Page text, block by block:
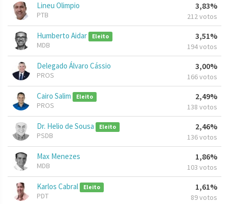
Lineu Olimpio
PTB
3,83%
212 votos
Humberto Aidar Eleito
MDB
3,51%
194 votos
Delegado Álvaro Cássio
PROS
3,00%
166 votos
Cairo Salim Eleito
PROS
2,49%
138 votos
Dr. Helio de Sousa Eleito
PSDB
2,46%
136 votos
Max Menezes
MDB
1,86%
103 votos
Karlos Cabral Eleito
PDT
1,61%
89 votos